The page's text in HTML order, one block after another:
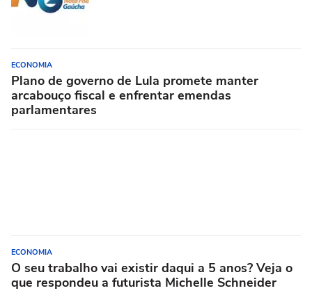
ECONOMIA
Plano de governo de Lula promete manter
arcabouço fiscal e enfrentar emendas
parlamentares
ECONOMIA
O seu trabalho vai existir daqui a 5 anos? Veja o
que respondeu a futurista Michelle Schneider